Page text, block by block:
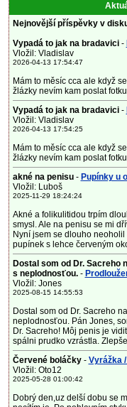
Nejnovější příspěvky v
Vypadá to jak na bradavici -
Vložil: Vladislav
2026-04-13 17:54:47
Mám to měsíc cca ale když
žlázky nevím kam poslat
Vypadá to jak na bradavici -
Vložil: Vladislav
2026-04-13 17:54:25
Mám to měsíc cca ale když
žlázky nevím kam poslat
akné na penisu- Pupínky u
Vložil: Luboš
2025-11-29 18:24:24
Akné a folikulitidou trpím
smysl. Ale na penisu se mi
Nyní jsem se dlouho
pupínek s lehce červeným
Dostal som od Dr. Sacreho
s neplodnosťou.-
Vložil: Jones
2025-08-15 14:55:53
Dostal som od Dr. Sacreho
neplodnosťou. Pán Jones,
Dr. Sacreho! Môj penis je
spálni prudko vzrástla.
Červené boláčky - Vyrážka
Vložil: Oto12
2025-05-28 01:00:42
Dobrý den,uz delší dobu se